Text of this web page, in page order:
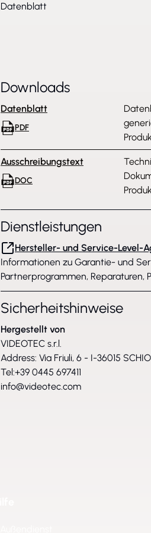
Datenblatt
Downloads
Datenblatt
PDF
Ausschreibungstext
DOC
Dienstleistungen
Hersteller- und Service-Level-
Informationen zu Garantie- und
Partnerprogrammen, Reparaturen,
Sicherheitshinweise
Hergestellt von
VIDEOTEC s.r.l.
Address: Via Friuli, 6 - I-36015
Tel:+39 0445 697411
info@videotec.com